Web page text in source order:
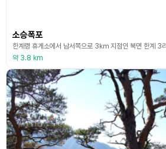
소승폭포
약 3.8 km